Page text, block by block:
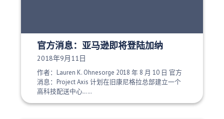
官方消息：亚马逊即将登陆加纳
发布日期：
2018年9月11日
作者：Lauren K. Ohnesorge 2018 年 8 月 10 日 官方
消息：Project Axis 计划在旧康尼格拉总部建立一个
高科技配送中心……